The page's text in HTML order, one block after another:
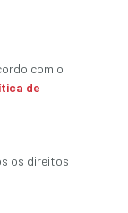
com o
de
os direitos